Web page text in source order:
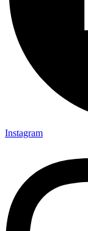
Instagram